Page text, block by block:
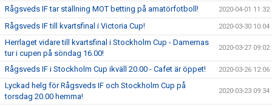
Rågsveds IF tar ställning MOT betting på amatörfotboll! 2020-04-01 11:32
Rågsveds IF till kvartsfinal i Victoria Cup! 2020-03-30 10:04
Herrlaget vidare till kvartsfinal i Stockholm Cup - Damernas
tur i cupen på söndag 16.00!
2020-03-27 09:02
Rågsveds IF i Stockholm Cup ikväll 20.00 - Cafet är öppet! 2020-03-26 12:06
Lyckad helg för Rågsveds IF och Stockholm Cup på
torsdag 20.00 hemma!
2020-03-23 09:34